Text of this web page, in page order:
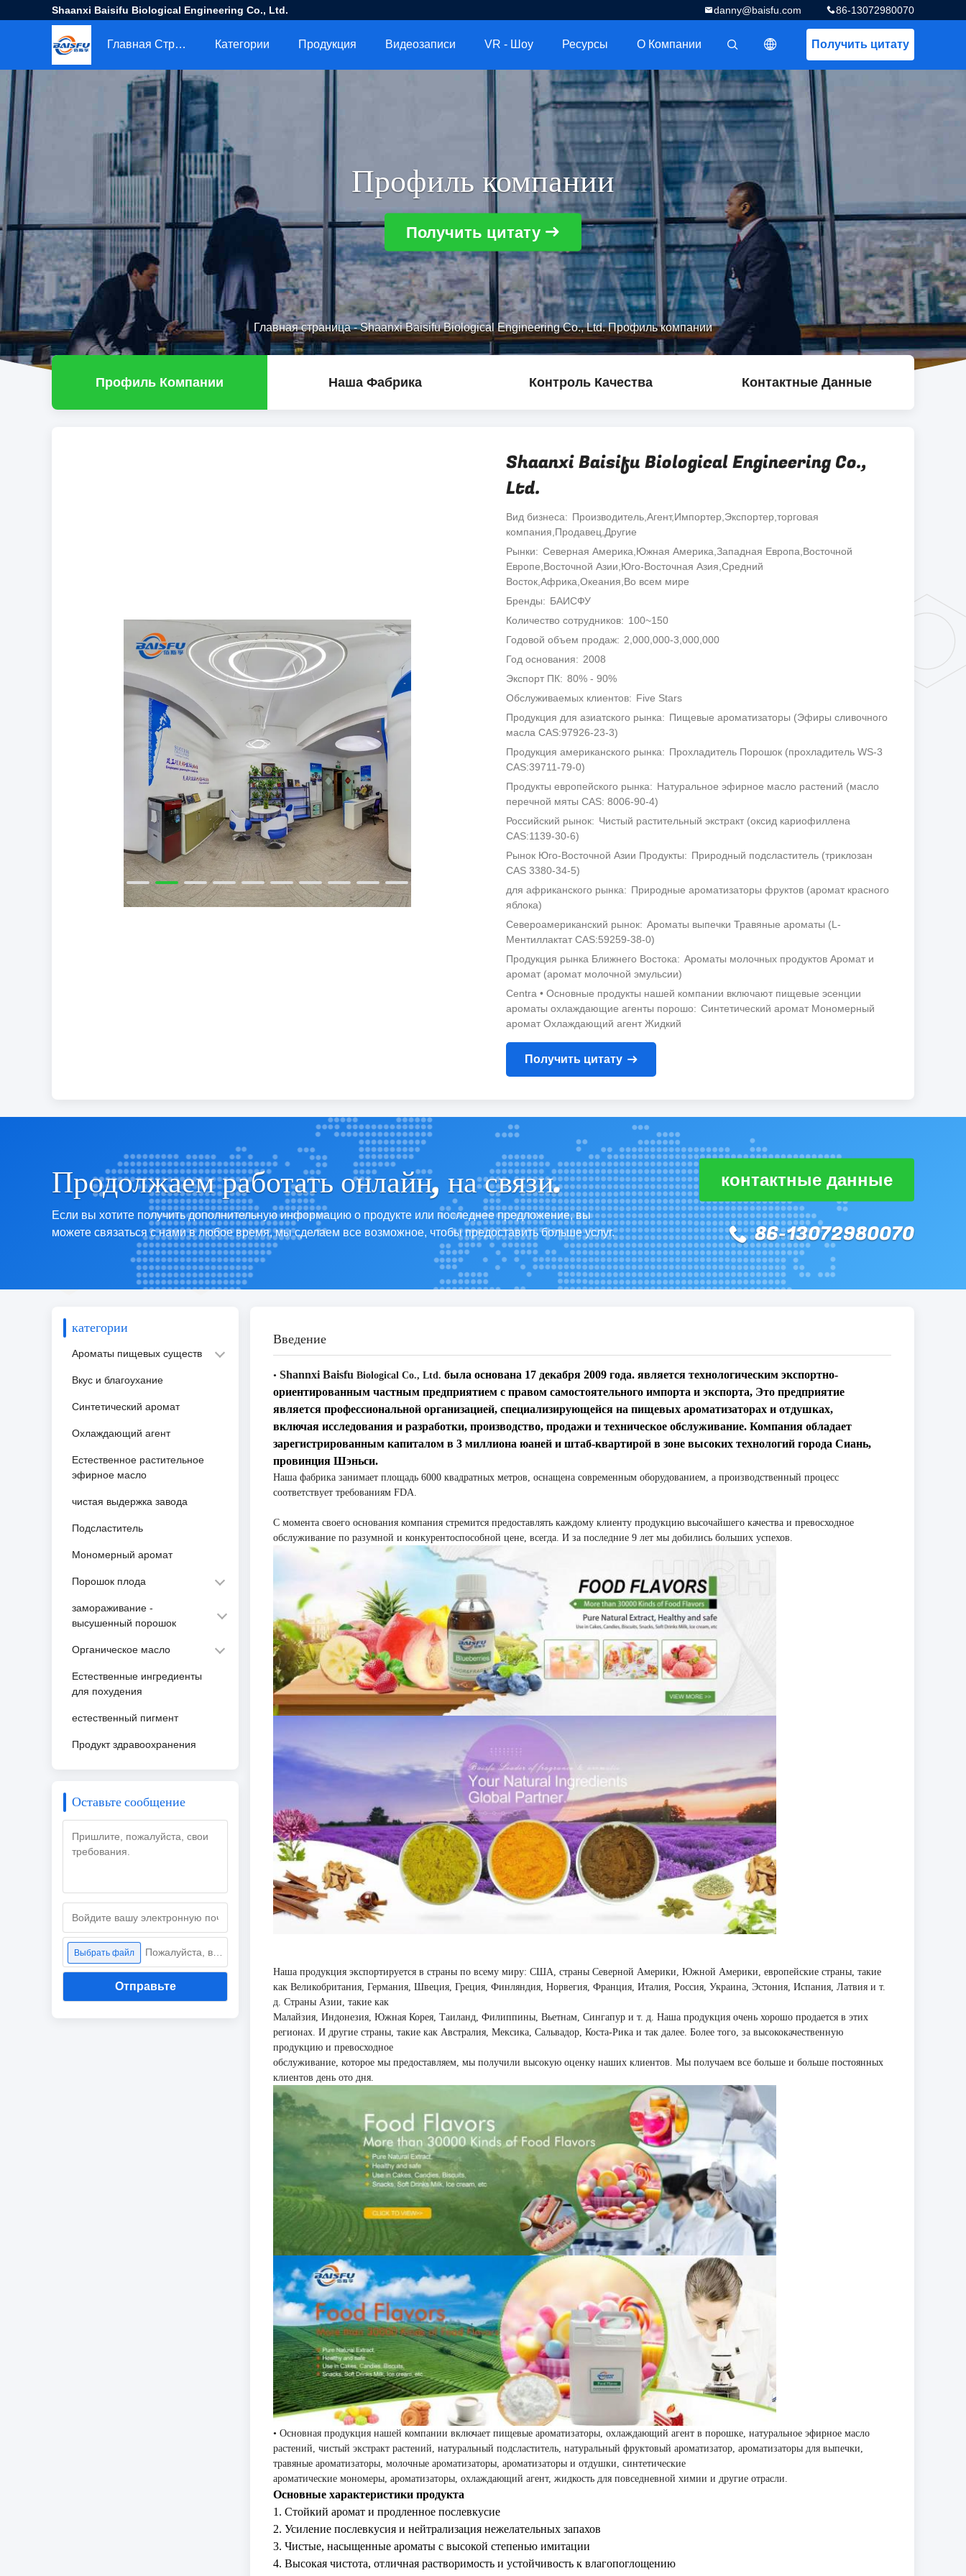
Shaanxi Baisifu Biological Engineering Co., Ltd. 86-13072980070
danny@baisfu.com
Получить цитату
描述
Главная Страница Категории Продукция Видеозаписи VR - Шоу Ресурсы О Компании
Профиль компании
Получить цитату
Главная страница-Shaanxi Baisifu Biological Engineering Co., Ltd. Профиль компании
Профиль Компании Наша Фабрика Контроль Качества Контактные Данные
Shaanxi Baisifu Biological Engineering Co.,
Ltd.
Вид бизнеса
Производитель,Агент,Импортер,Экспортер,торговая
компания,Продавец,Другие
Рынки
Северная Америка,Южная Америка,Западная Европа,Восточной
Европе,Восточной Азии,Юго-Восточная Азия,Средний
Восток,Африка,Океания,Во всем мире
Бренды
БАИСФУ
Количество сотрудников
100~150
Годовой объем продаж
2,000,000-3,000,000
Год основания
2008
Экспорт ПК
80% - 90%
Обслуживаемых клиентов
Five Stars
Продукция для азиатского рынка
Пищевые ароматизаторы (Эфиры сливочного
масла CAS:97926-23-3)
Продукция американского рынка
Прохладитель Порошок (прохладитель WS-3
CAS:39711-79-0)
Продукты европейского рынка
Натуральное эфирное масло растений (масло
перечной мяты CAS: 8006-90-4)
Российский рынок
Чистый растительный экстракт (оксид кариофиллена
CAS:1139-30-6)
Рынок Юго-Восточной Азии Продукты
Природный подсластитель (триклозан
CAS 3380-34-5)
для африканского рынка
Природные ароматизаторы фруктов (аромат красного
яблока)
Североамериканский рынок
Ароматы выпечки Травяные ароматы (L-
Ментиллактат CAS:59259-38-0)
Продукция рынка Ближнего Востока
Ароматы молочных продуктов Аромат и
аромат (аромат молочной эмульсии)
Centra • Основные продукты нашей компании включают пищевые эсенции
ароматы охлаждающие агенты порошо
Синтетический аромат Мономерный
аромат Охлаждающий агент Жидкий
Получить цитату
Продолжаем работать онлайн, на связи.
Если вы хотите получить дополнительную информацию о продукте или последнее предложение, вы
можете связаться с нами в любое время, мы сделаем все возможное, чтобы предоставить больше услуг.
контактные данные
86-13072980070
категории
Ароматы пищевых существ
Вкус и благоухание
Синтетический аромат
Охлаждающий агент
Естественное растительное
эфирное масло
чистая выдержка завода
Подсластитель
Мономерный аромат
Порошок плода
замораживание -
высушенный порошок
Органическое масло
Естественные ингредиенты
для похудения
естественный пигмент
Продукт здравоохранения
Оставьте сообщение
Выбрать файл
Отправьте
Введение
• Shannxi Baisfu Biological Co., Ltd. была основана 17 декабря 2009 года. является технологическим экспортно-
ориентированным частным предприятием с правом самостоятельного импорта и экспорта, Это предприятие
является профессиональной организацией, специализирующейся на пищевых ароматизаторах и отдушках,
включая исследования и разработки, производство, продажи и техническое обслуживание. Компания обладает
зарегистрированным капиталом в 3 миллиона юаней и штаб-квартирой в зоне высоких технологий города Сиань,
провинция Шэньси.
Наша фабрика занимает площадь 6000 квадратных метров, оснащена современным оборудованием, а производственный процесс
соответствует требованиям FDA.
С момента своего основания компания стремится предоставлять каждому клиенту продукцию высочайшего качества и превосходное
обслуживание по разумной и конкурентоспособной цене, всегда. И за последние 9 лет мы добились больших успехов.
Наша продукция экспортируется в страны по всему миру: США, страны Северной Америки, Южной Америки, европейские страны, такие
как Великобритания, Германия, Швеция, Греция, Финляндия, Норвегия, Франция, Италия, Россия, Украина, Эстония, Испания, Латвия и т.
д. Страны Азии, такие как
Малайзия, Индонезия, Южная Корея, Таиланд, Филиппины, Вьетнам, Сингапур и т. д. Наша продукция очень хорошо продается в этих
регионах. И другие страны, такие как Австралия, Мексика, Сальвадор, Коста-Рика и так далее. Более того, за высококачественную
продукцию и превосходное
обслуживание, которое мы предоставляем, мы получили высокую оценку наших клиентов. Мы получаем все больше и больше постоянных
клиентов день ото дня.
• Основная продукция нашей компании включает пищевые ароматизаторы, охлаждающий агент в порошке, натуральное эфирное масло
растений, чистый экстракт растений, натуральный подсластитель, натуральный фруктовый ароматизатор, ароматизаторы для выпечки,
травяные ароматизаторы, молочные ароматизаторы, ароматизаторы и отдушки, синтетические
ароматические мономеры, ароматизаторы, охлаждающий агент, жидкость для повседневной химии и другие отрасли.
Основные характеристики продукта
1. Стойкий аромат и продленное послевкусие
2. Усиление послевкусия и нейтрализация нежелательных запахов
3. Чистые, насыщенные ароматы с высокой степенью имитации
4. Высокая чистота, отличная растворимость и устойчивость к влагопоглощению